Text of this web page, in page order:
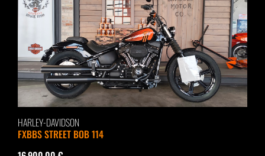
HARLEY-DAVIDSON
FXBBS STREET BOB 114